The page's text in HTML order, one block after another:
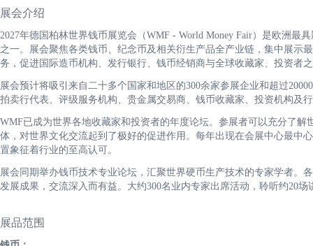
展会介绍
2027年德国柏林世界钱币展览会（WMF - World Money Fair）是欧洲最
之一。展会聚焦各类钱币、纪念币及相关衍生产品全产业链，集中展示
务，促进国际造币机构、发行银行、钱币经销商与全球收藏家、投资者
展会预计将吸引来自二十多个国家和地区的300余家参展企业和超过
拍卖行代表、评级服务机构、贵金属交易商、钱币收藏家、投资机构及
WMF已成为世界各地收藏家和投资者的年度论坛。参展者可以充分了
体，对世界文化交流起到了极好的促进作用。每年出现在会展中心最中
置象征着行业的至高认可。
展会同期举办钱币技术专业论坛，汇聚世界硬币生产技术的专家学者。
发展成果，交流深入而有益。大约300名业内专家出席活动，聆听约20
展品范围